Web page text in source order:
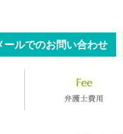
ールでのお問い合わせ